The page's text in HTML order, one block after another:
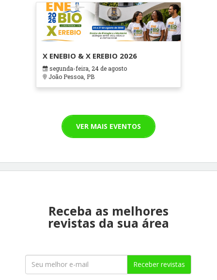
X ENEBIO & X EREBIO 2026
segunda-feira, 24 de agosto
João Pessoa, PB
VER MAIS EVENTOS
Receba as melhores
revistas da sua área
Receber revistas